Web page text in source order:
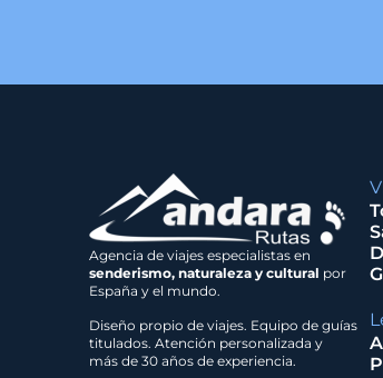
Agencia de viajes especialistas en
senderismo, naturaleza y cultural por
España y el mundo.
Diseño propio de viajes. Equipo de guías
titulados. Atención personalizada y
más de 30 años de experiencia.